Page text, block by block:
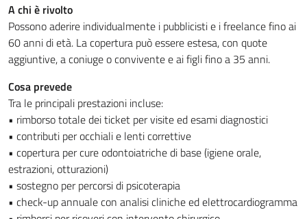
A chi è rivolto
Possono aderire individualmente i pubblicisti e i freelance fino ai
60 anni di età. La copertura può essere estesa, con quote
aggiuntive, a coniuge o convivente e ai figli fino a 35 anni.
Cosa prevede
Tra le principali prestazioni incluse:
• rimborso totale dei ticket per visite ed esami diagnostici
• contributi per occhiali e lenti correttive
• copertura per cure odontoiatriche di base (igiene orale,
estrazioni, otturazioni)
• sostegno per percorsi di psicoterapia
• check-up annuale con analisi cliniche ed elettrocardiogramma